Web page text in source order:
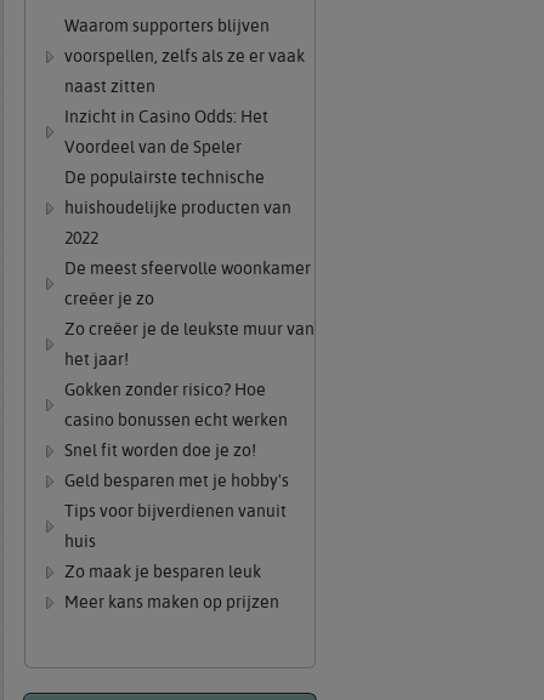
Waarom supporters blijven
voorspellen, zelfs als ze er vaak
naast zitten
Inzicht in Casino Odds: Het
Voordeel van de Speler
De populairste technische
huishoudelijke producten van
2022
De meest sfeervolle woonkamer
creëer je zo
Zo creëer je de leukste muur van
het jaar!
Gokken zonder risico? Hoe
casino bonussen echt werken
Snel fit worden doe je zo!
Geld besparen met je hobby's
Tips voor bijverdienen vanuit
huis
Zo maak je besparen leuk
Meer kans maken op prijzen